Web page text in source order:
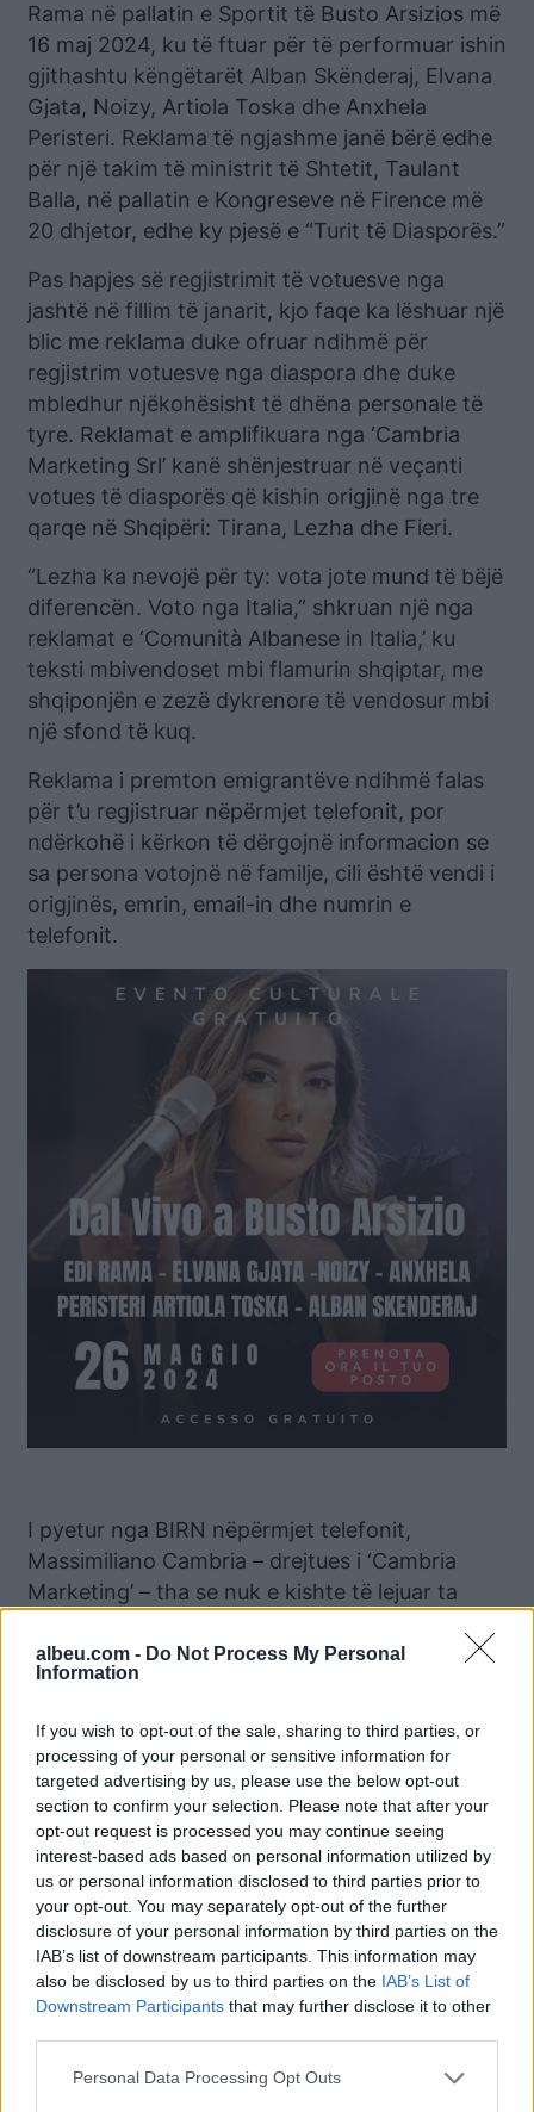
albeu.com - Do Not Process My Personal
Information
If you wish to opt-out of the sale, sharing to third parties, or
processing of your personal or sensitive information for
targeted advertising by us, please use the below opt-out
section to confirm your selection. Please note that after your
opt-out request is processed you may continue seeing
interest-based ads based on personal information utilized by
us or personal information disclosed to third parties prior to
your opt-out. You may separately opt-out of the further
disclosure of your personal information by third parties on the
IAB’s list of downstream participants. This information may
also be disclosed by us to third parties on the IAB’s List of
Downstream Participants that may further disclose it to other
Personal Data Processing Opt Outs
Rama në pallatin e Sportit të Busto Arsizios më
16 maj 2024, ku të ftuar për të performuar ishin
gjithashtu këngëtarët Alban Skënderaj, Elvana
Gjata, Noizy, Artiola Toska dhe Anxhela
Peristeri. Reklama të ngjashme janë bërë edhe
për një takim të ministrit të Shtetit, Taulant
Balla, në pallatin e Kongreseve në Firence më
20 dhjetor, edhe ky pjesë e “Turit të Diasporës.”
Pas hapjes së regjistrimit të votuesve nga
jashtë në fillim të janarit, kjo faqe ka lëshuar një
blic me reklama duke ofruar ndihmë për
regjistrim votuesve nga diaspora dhe duke
mbledhur njëkohësisht të dhëna personale të
tyre. Reklamat e amplifikuara nga ‘Cambria
Marketing Srl’ kanë shënjestruar në veçanti
votues të diasporës që kishin origjinë nga tre
qarqe në Shqipëri: Tirana, Lezha dhe Fieri.
“Lezha ka nevojë për ty: vota jote mund të bëjë
diferencën. Voto nga Italia,” shkruan një nga
reklamat e ‘Comunità Albanese in Italia,’ ku
teksti mbivendoset mbi flamurin shqiptar, me
shqiponjën e zezë dykrenore të vendosur mbi
një sfond të kuq.
Reklama i premton emigrantëve ndihmë falas
për t’u regjistruar nëpërmjet telefonit, por
ndërkohë i kërkon të dërgojnë informacion se
sa persona votojnë në familje, cili është vendi i
origjinës, emrin, email-in dhe numrin e
telefonit.
I pyetur nga BIRN nëpërmjet telefonit,
Massimiliano Cambria – drejtues i ‘Cambria
Marketing’ – tha se nuk e kishte të lejuar ta
në Facebook.
dy faqe të tjera, të regjistruara më 7 janar
2025, ‘Diaspora Fier’ dhe ‘Diaspora Lezhë’, të
cilat ofrojnë gjithashtu ndihmë që emigrantët
të regjistrohen në zgjedhje, por u kërkojnë
ngjashëm të dhënat personale.
“Ekipi ynë është këtu për të ndihmuar
shqiptarët e diasporës të kontribuojnë dhe të
qëndrojnë të lidhur me vendlindjen,” shkruan
një nga reklamat në Facebook, duke u kërkuar